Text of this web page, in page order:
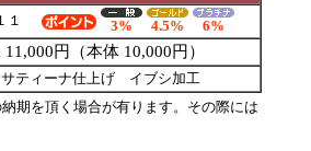
１ 3% 4.5%
6%
11,000円（本体 10,000円）
ティーナ仕上げ イブシ加工
期を頂く場合が有ります。その際には